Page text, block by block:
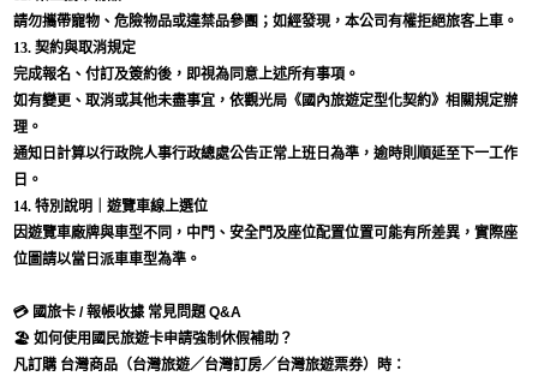
請勿攜帶寵物、危險物品或違禁品參團；如經發現，本公司有權拒絕旅客上車。
13. 契約與取消規定
完成報名、付訂及簽約後，即視為同意上述所有事項。
如有變更、取消或其他未盡事宜，依觀光局《國內旅遊定型化契約》相關規定辦
理。
通知日計算以行政院人事行政總處公告正常上班日為準，逾時則順延至下一工作
日。
14. 特別說明｜遊覽車線上選位
因遊覽車廠牌與車型不同，中門、安全門及座位配置位置可能有所差異，實際座
位圖請以當日派車車型為準。
💳 國旅卡 / 報帳收據 常見問題 Q&A
🏖 如何使用國民旅遊卡申請強制休假補助？
凡訂購 台灣商品 （台灣旅遊／台灣訂房／台灣旅遊票券）時：